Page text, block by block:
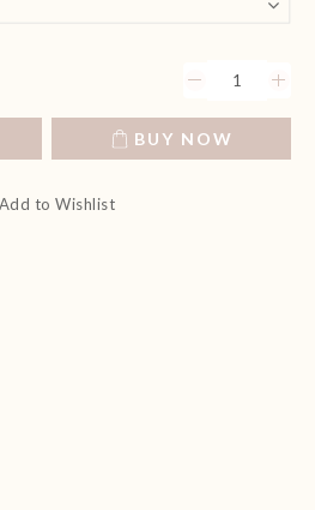
BUY NOW
Add to Wishlist